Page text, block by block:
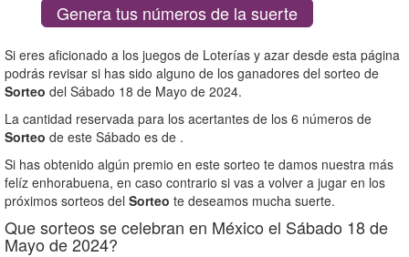
Genera tus números de la suerte
Si eres aficionado a los juegos de Loterías y azar desde esta página
podrás revisar si has sido alguno de los ganadores del sorteo de
Sorteo del Sábado 18 de Mayo de 2024.
La cantidad reservada para los acertantes de los 6 números de
Sorteo de este Sábado es de .
Si has obtenido algún premio en este sorteo te damos nuestra más
felíz enhorabuena, en caso contrario si vas a volver a jugar en los
próximos sorteos del Sorteo te deseamos mucha suerte.
Que sorteos se celebran en México el Sábado 18 de
Mayo de 2024?